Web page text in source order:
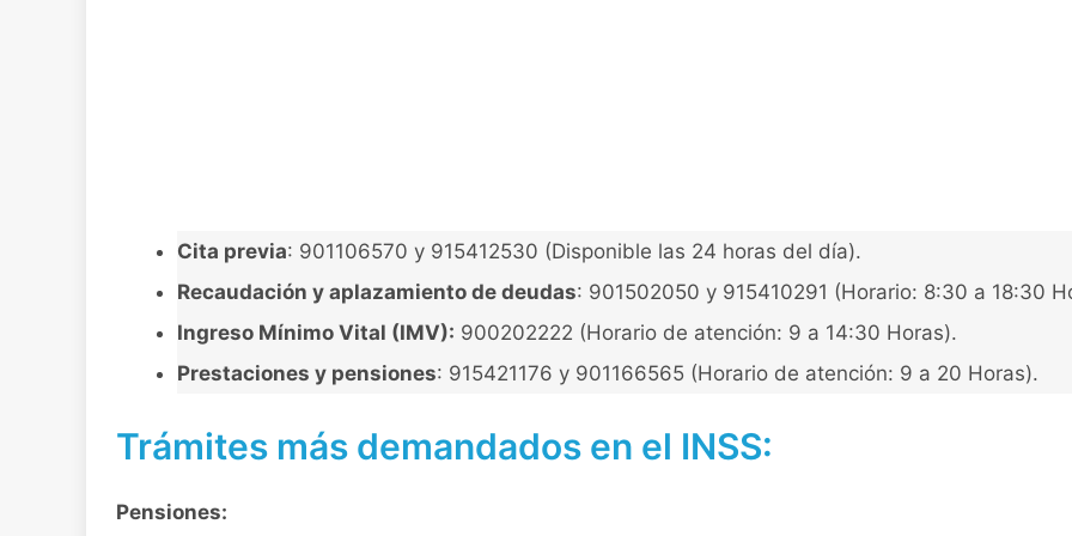
Cita previa: 901106570 y 915412530 (Disponible las 24 horas del día).
Recaudación y aplazamiento de deudas: 901502050 y 915410291 (Horario: 8:30 a 18:30
Ingreso Mínimo Vital (IMV): 900202222 (Horario de atención: 9 a 14:30 Horas).
Prestaciones y pensiones: 915421176 y 901166565 (Horario de atención: 9 a 20 Horas).
Trámites más demandados en el INSS:
Pensiones: